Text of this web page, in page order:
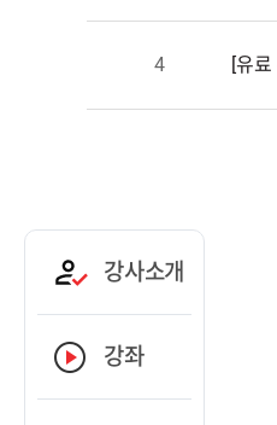
4 [유
강사소개
강좌